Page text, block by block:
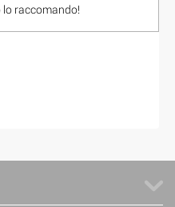
raccomando!